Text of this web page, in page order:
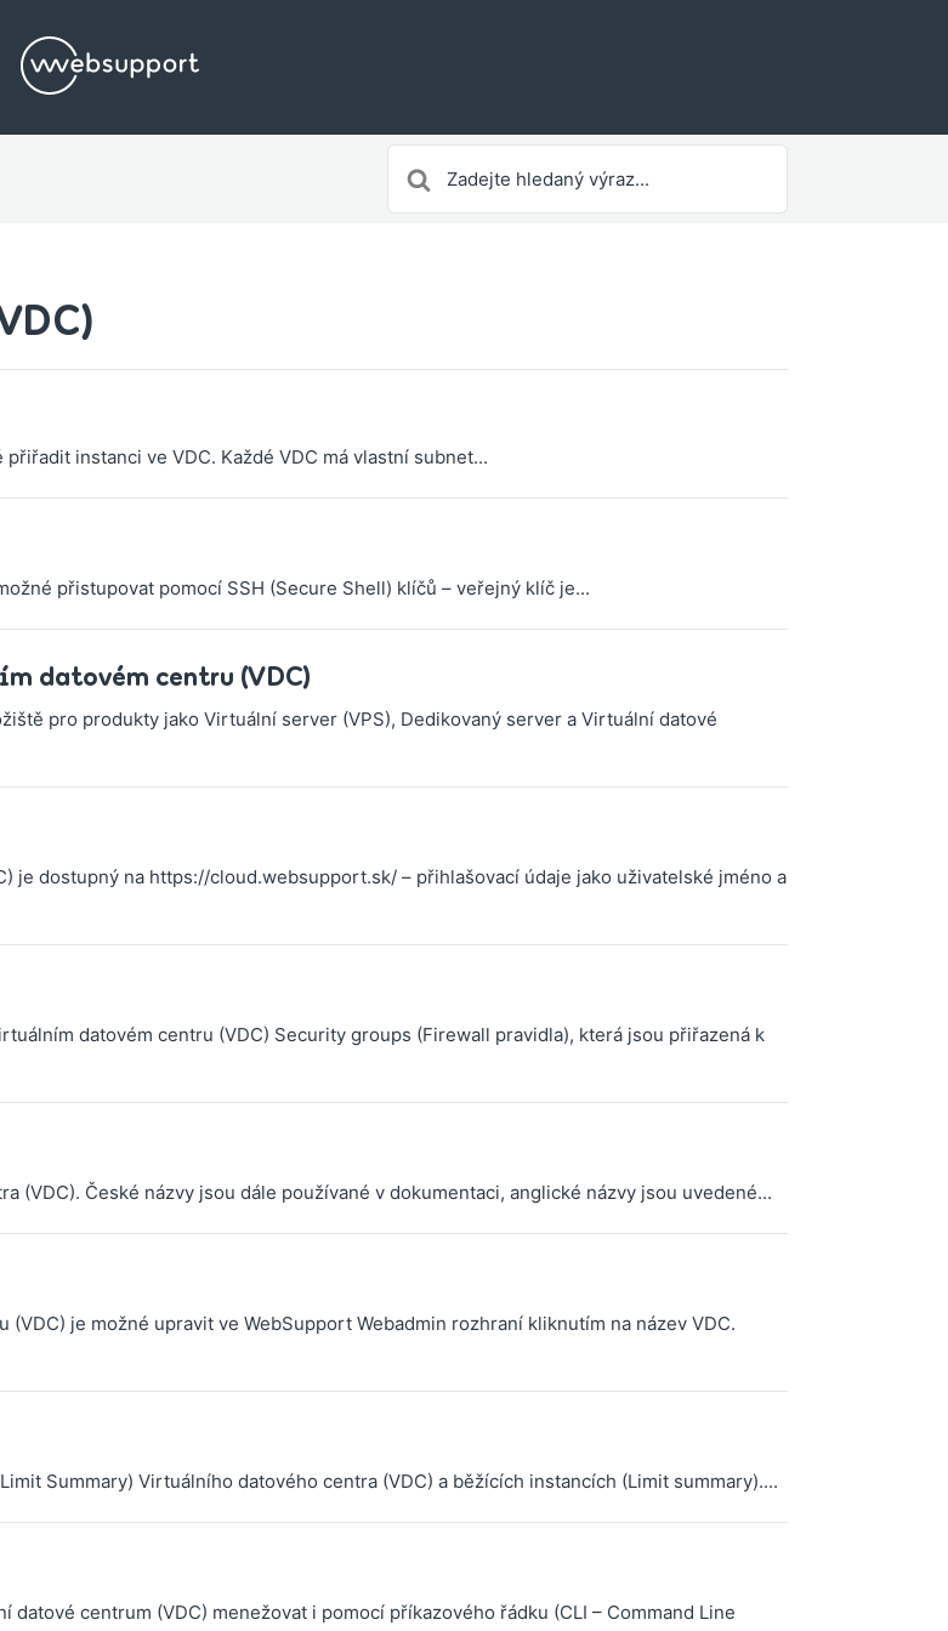
For
instanci ve VDC. Každé VDC má vlastní subnet...
přistupovat pomocí SSH (Secure Shell) klíčů – veřejný klíč je...
datovém centru (VDC)
pro produkty jako Virtuální server (VPS), Dedikovaný server a Virtuální datové
je dostupný na https://cloud.websupport.sk/ – přihlašovací údaje jako uživatelské jméno a
datovém centru (VDC) Security groups (Firewall pravidla), která jsou přiřazená k
(VDC). České názvy jsou dále používané v dokumentaci, anglické názvy jsou uvedené...
je možné upravit ve WebSupport Webadmin rozhraní kliknutím na název VDC.
Summary) Virtuálního datového centra (VDC) a běžících instancích (Limit summary)....
centrum (VDC) menežovat i pomocí příkazového řádku (CLI – Command Line